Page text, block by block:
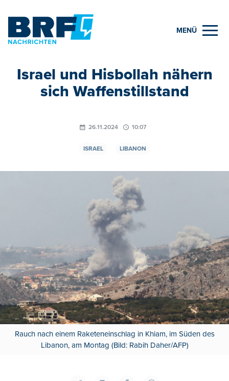
MENÜ
Israel und Hisbollah nähern
sich Waffenstillstand
26.11.2024 10:07
ISRAEL LIBANON
Rauch nach einem Raketeneinschlag in Khiam, im Süden des
Libanon, am Montag (Bild: Rabih Daher/AFP)